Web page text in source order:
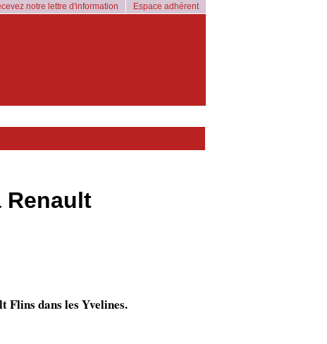
Espace adhérent
notre lettre d'information
Renault
Flins dans les Yvelines.